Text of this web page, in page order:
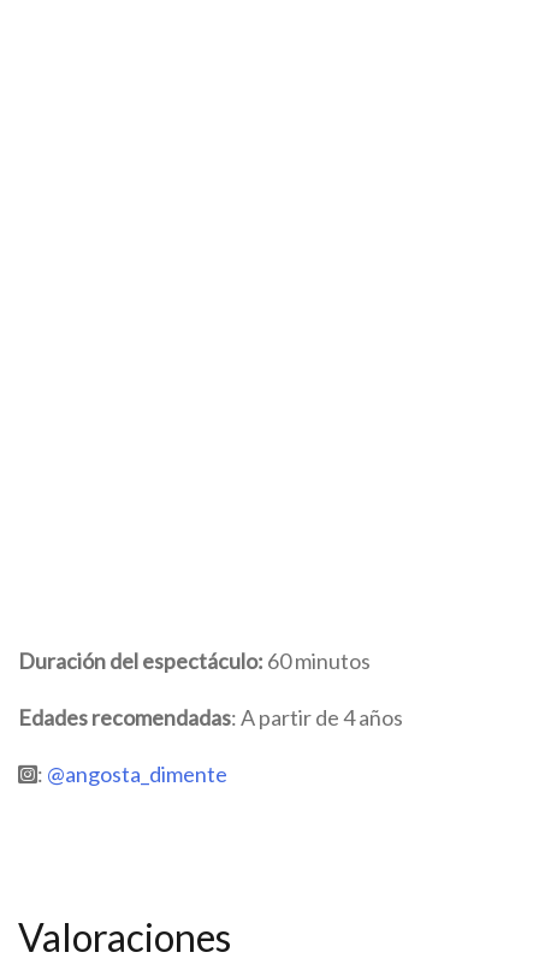
Duración del espectáculo: 60 minutos
Edades recomendadas: A partir de 4 años
: @angosta_dimente
Valoraciones